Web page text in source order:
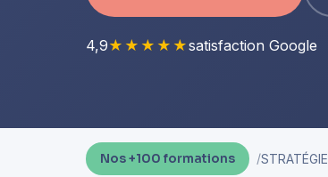
4,9★★★★★satisfaction Google
Nos +100 formations STRATÉGIE